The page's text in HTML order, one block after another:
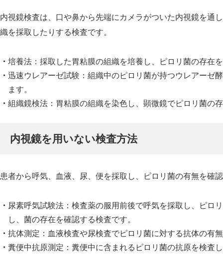
内視鏡検査は、口や鼻から先端にカメラがついた内視鏡を通
織を採取したりする検査です。
培養法：採取した胃粘膜の組織を培養し、ピロリ菌の存在
迅速ウレアーゼ試験：組織中のピロリ菌が持つウレアーゼ
ます。
組織鏡検法：胃粘膜の組織を染色し、顕微鏡でピロリ菌の
内視鏡を用いない検査方法
患者から呼気、血液、尿、便を採取し、ピロリ菌の有無を確
尿素呼気試験法：検査薬の服用前後で呼気を採取し、ピロ
し、菌の存在を確認する検査です。
抗体測定：血液検査や尿検査でピロリ菌に対する抗体の有
糞便中抗原測定：糞便中に含まれるピロリ菌の抗原を検査